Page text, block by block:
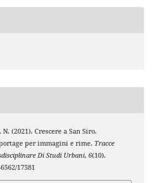
(2021). Crescere a San Siro.
per immagini e rime. Tracce
Di Studi Urbani, 6(10).
17581